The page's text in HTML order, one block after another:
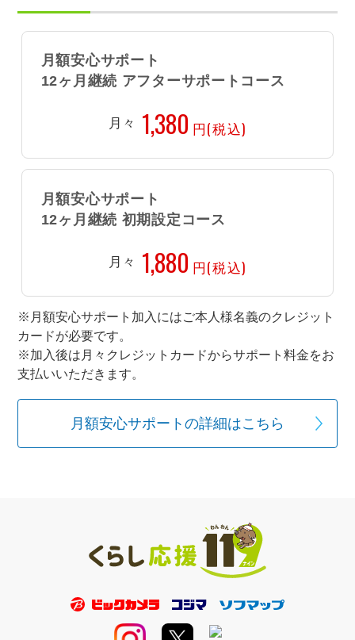
月額安心サポート
12ヶ月継続 アフターサポートコース
月々 1,380 円(税込)
月額安心サポート
12ヶ月継続 初期設定コース
月々 1,880 円(税込)
※月額安心サポート加入にはご本人様名義のクレジット
カードが必要です。
※加入後は月々クレジットカードからサポート料金をお
支払いいただきます。
月額安心サポートの詳細はこちら